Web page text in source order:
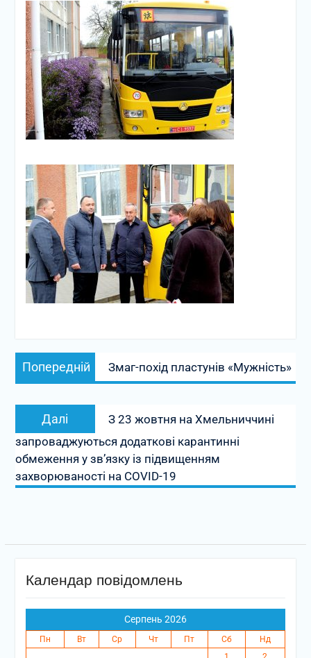
Навігація
записів
Попередній
Попередній
запис:
Змаг-похід пластунів «Мужність»
Далі
запис:
З 23 жовтня на Хмельниччині
запроваджуються додаткові карантинні
обмеження у зв’язку із підвищенням
захворюваності на COVID-19
Календар повідомлень
Серпень 2026
Пн Вт Ср Чт Пт Сб
Нд